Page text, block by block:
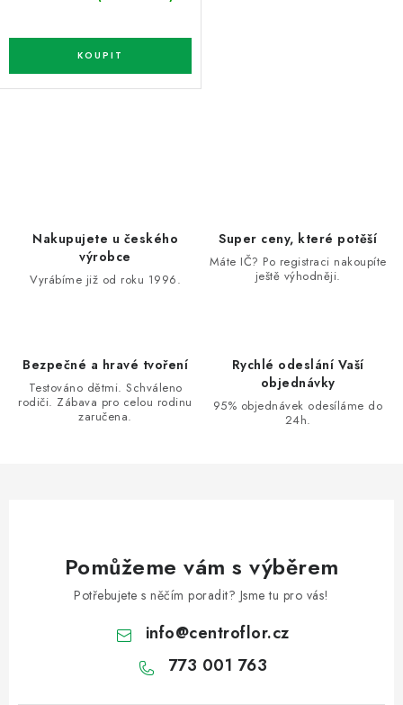
k
Nakupujete u českého
výrobce
Vyrábíme již od roku 1996.
Super ceny, které potěší
Máte IČ? Po registraci nakoupíte
ještě výhodněji.
Bezpečné a hravé tvoření
Testováno dětmi. Schváleno
rodiči. Zábava pro celou rodinu
zaručena.
Rychlé odeslání Vaší
objednávky
95% objednávek odesíláme do
24h.
Pomůžeme vám s výběrem
Potřebujete s něčím poradit? Jsme tu pro vás!
info@centroflor.cz
773 001 763